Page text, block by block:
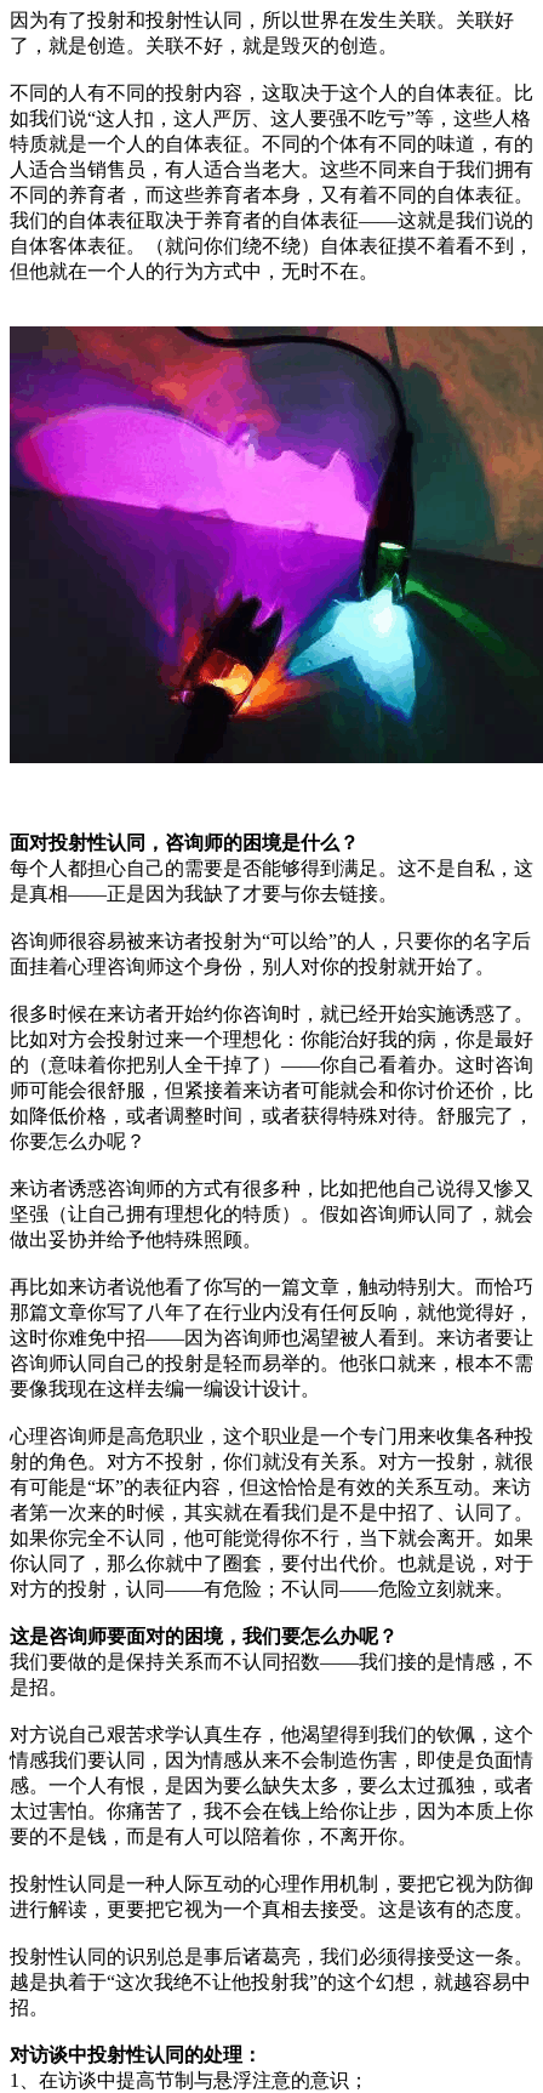
因为有了投射和投射性认同，所以世界在发生关联。关联好
了，就是创造。关联不好，就是毁灭的创造。
不同的人有不同的投射内容，这取决于这个人的自体表征。比
如我们说“这人扣，这人严厉、这人要强不吃亏”等，这些人格
特质就是一个人的自体表征。不同的个体有不同的味道，有的
人适合当销售员，有人适合当老大。这些不同来自于我们拥有
不同的养育者，而这些养育者本身，又有着不同的自体表征。
我们的自体表征取决于养育者的自体表征——这就是我们说的
自体客体表征。（就问你们绕不绕）自体表征摸不着看不到，
但他就在一个人的行为方式中，无时不在。
面对投射性认同，咨询师的困境是什么？
每个人都担心自己的需要是否能够得到满足。这不是自私，这
是真相——正是因为我缺了才要与你去链接。
咨询师很容易被来访者投射为“可以给”的人，只要你的名字后
面挂着心理咨询师这个身份，别人对你的投射就开始了。
很多时候在来访者开始约你咨询时，就已经开始实施诱惑了。
比如对方会投射过来一个理想化：你能治好我的病，你是最好
的（意味着你把别人全干掉了）——你自己看着办。这时咨询
师可能会很舒服，但紧接着来访者可能就会和你讨价还价，比
如降低价格，或者调整时间，或者获得特殊对待。舒服完了，
你要怎么办呢？
来访者诱惑咨询师的方式有很多种，比如把他自己说得又惨又
坚强（让自己拥有理想化的特质）。假如咨询师认同了，就会
做出妥协并给予他特殊照顾。
再比如来访者说他看了你写的一篇文章，触动特别大。而恰巧
那篇文章你写了八年了在行业内没有任何反响，就他觉得好，
这时你难免中招——因为咨询师也渴望被人看到。来访者要让
咨询师认同自己的投射是轻而易举的。他张口就来，根本不需
要像我现在这样去编一编设计设计。
心理咨询师是高危职业，这个职业是一个专门用来收集各种投
射的角色。对方不投射，你们就没有关系。对方一投射，就很
有可能是“坏”的表征内容，但这恰恰是有效的关系互动。来访
者第一次来的时候，其实就在看我们是不是中招了、认同了。
如果你完全不认同，他可能觉得你不行，当下就会离开。如果
你认同了，那么你就中了圈套，要付出代价。也就是说，对于
对方的投射，认同——有危险；不认同——危险立刻就来。
这是咨询师要面对的困境，我们要怎么办呢？
我们要做的是保持关系而不认同招数——我们接的是情感，不
是招。
对方说自己艰苦求学认真生存，他渴望得到我们的钦佩，这个
情感我们要认同，因为情感从来不会制造伤害，即使是负面情
感。一个人有恨，是因为要么缺失太多，要么太过孤独，或者
太过害怕。你痛苦了，我不会在钱上给你让步，因为本质上你
要的不是钱，而是有人可以陪着你，不离开你。
投射性认同是一种人际互动的心理作用机制，要把它视为防御
进行解读，更要把它视为一个真相去接受。这是该有的态度。
投射性认同的识别总是事后诸葛亮，我们必须得接受这一条。
越是执着于“这次我绝不让他投射我”的这个幻想，就越容易中
招。
对访谈中投射性认同的处理：
1、在访谈中提高节制与悬浮注意的意识；